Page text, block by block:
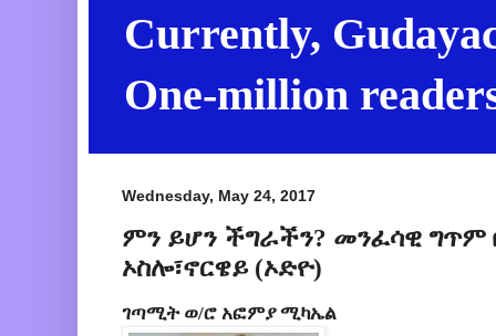
Currently,
One-million
Wednesday, May 24, 2017
ምን ይሆን ችግራችን? መንፈሳዊ
ኦስሎ፣ኖርዌይ (ኦድዮ)
ገጣሚት ወ/ሮ አፎምያ ሚካኤል